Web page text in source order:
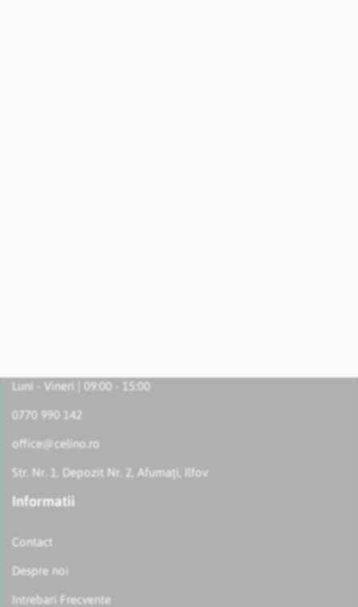
Luni - Vineri | 09:00 - 15:00
0770 990 142
office@celino.ro
Str. Nr. 1, Depozit Nr. 2, Afumați, Ilfov
Informatii
Contact
Despre noi
Intrebari Frecvente